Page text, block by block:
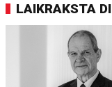
LAIKRAKSTA